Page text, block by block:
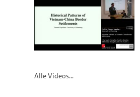
Alle Videos...